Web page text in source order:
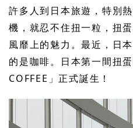
許多人到日本旅遊，特別
機，就忍不住扭一粒，扭
風靡上的魅力。最近，日
的是咖啡。日本第一間扭
COFFEE」正式誕生！